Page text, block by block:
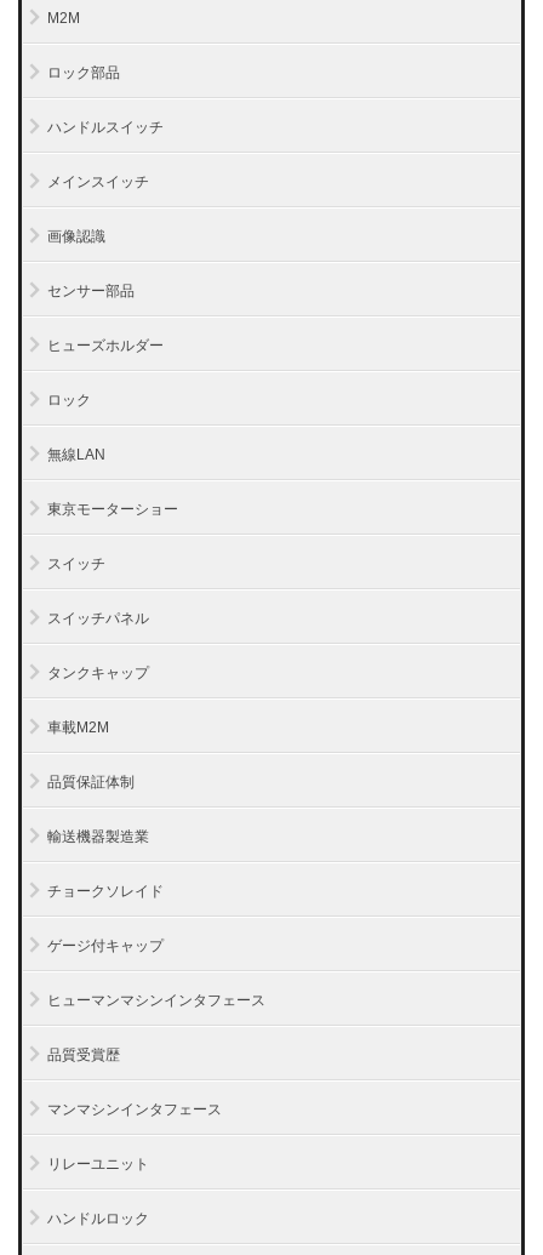
M2M
ロック部品
ハンドルスイッチ
メインスイッチ
画像認識
センサー部品
ヒューズホルダー
ロック
無線LAN
東京モーターショー
スイッチ
スイッチパネル
タンクキャップ
車載M2M
品質保証体制
輸送機器製造業
チョークソレイド
ゲージ付キャップ
ヒューマンマシンインタフェース
品質受賞歴
マンマシンインタフェース
リレーユニット
ハンドルロック